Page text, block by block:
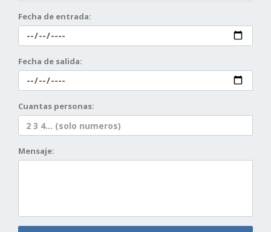
Fecha de entrada:
Fecha de salida:
Cuantas personas:
Mensaje: